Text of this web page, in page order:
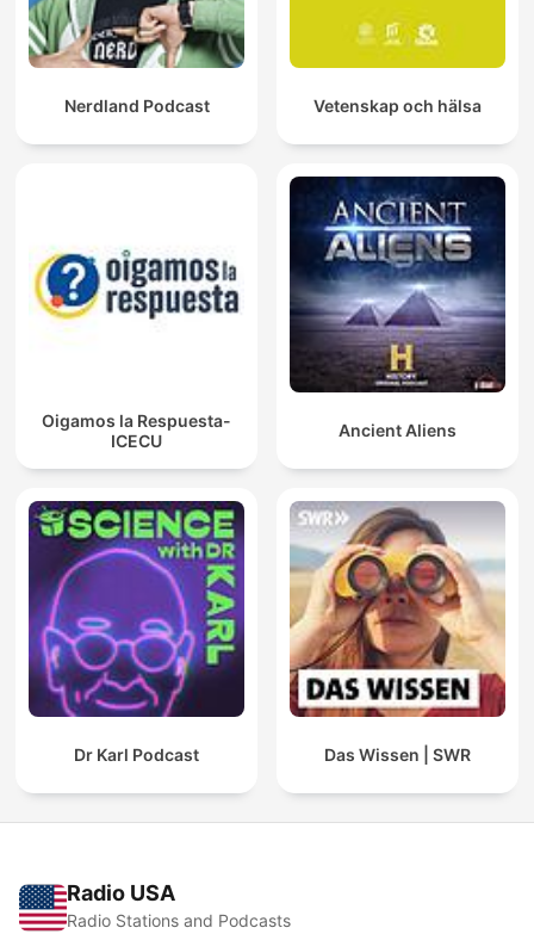
Nerdland Podcast Vetenskap och hälsa
Oigamos la Respuesta-
ICECU
Ancient Aliens
Dr Karl Podcast Das Wissen | SWR
Radio USA
Radio Stations and Podcasts